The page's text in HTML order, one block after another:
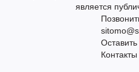
является
Оставить
Контакты